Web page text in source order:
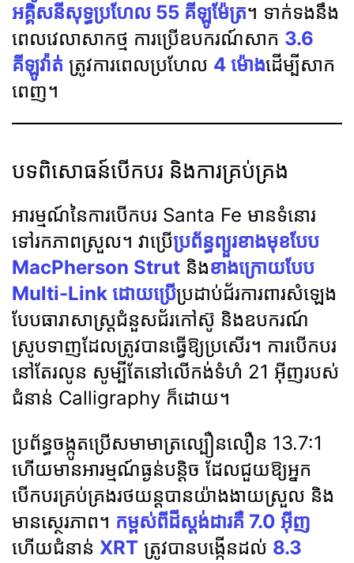
អគ្គិសនីសុទ្ធប្រហែល 55 គីឡូម៉ែត្រ។ ទាក់ទងនឹង
ពេលវេលាសាកថ្ម ការប្រើឧបករណ៍សាក 3.6
គីឡូវ៉ាត់ ត្រូវការពេលប្រហែល 4 ម៉ោងដើម្បីសាក
ពេញ។
បទពិសោធន៍បើកបរ និងការគ្រប់គ្រង
អារម្មណ៍នៃការបើកបរ Santa Fe មានទំនោរ
ទៅរកភាពស្រួល។ វាប្រើប្រព័ន្ធព្យួរខាងមុខបែប
MacPherson Strut និងខាងក្រោយបែប
Multi-Link ដោយប្រើប្រដាប់ជ័រការពារសំឡេង
បែបធារាសាស្ត្រជំនួសជ័រកៅស៊ូ និងឧបករណ៍
ស្រូបទាញដែលត្រូវបានធ្វើឱ្យប្រសើរ។ ការបើកបរ
នៅតែរលូន សូម្បីតែនៅលើកង់ទំហំ 21 អ៊ីញរបស់
ជំនាន់ Calligraphy ក៏ដោយ។
ប្រព័ន្ធចង្កូតប្រើសមាមាត្រល្បឿនលឿន 13.7:1
ហើយមានអារម្មណ៍ធ្ងន់បន្តិច ដែលជួយឱ្យអ្នក
បើកបរគ្រប់គ្រងរថយន្តបានយ៉ាងងាយស្រួល និង
មានស្ថេរភាព។ កម្ពស់ពីដីស្តង់ដារគឺ 7.0 អ៊ីញ
ហើយជំនាន់ XRT ត្រូវបានបង្កើនដល់ 8.3